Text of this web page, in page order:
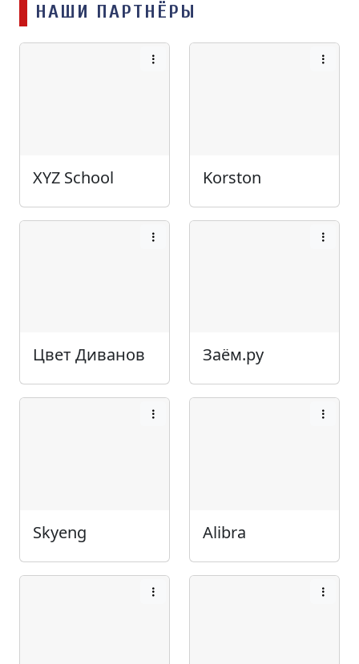
НАШИ ПАРТНЁРЫ
XYZ School Korston
Цвет Диванов Заём.ру
Skyeng Alibra